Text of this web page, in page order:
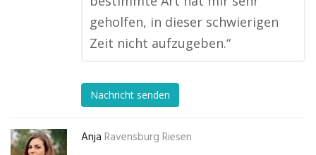
geholfen, in dieser schwierigen
Zeit nicht aufzugeben.“
Nachricht senden
Anja Ravensburg Riesen